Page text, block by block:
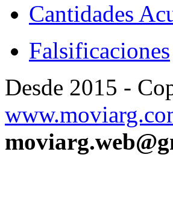
Cantidades
Falsificaciones
Desde 2015 -